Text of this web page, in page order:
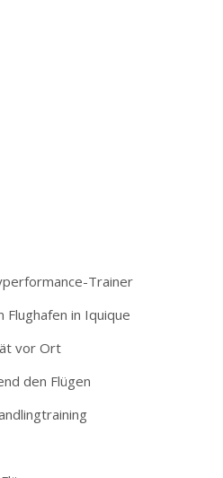
Trainer
in Iquique
vor Ort
den Flügen